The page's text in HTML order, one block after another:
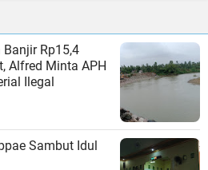
Rp15,4
Alfred Minta APH
Ilegal
Sambut Idul